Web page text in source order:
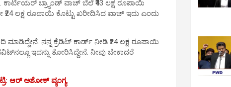
ಬ್ರ್ಯಾಂಡ್ ವಾಚ್ ಬೆಲೆ ₹43 ಲಕ್ಷ ರೂಪಾಯಿ
₹24 ಲಕ್ಷ ರೂಪಾಯಿ ಕೊಟ್ಟು ಖರೀದಿಸಿದ ವಾಚ್ ಇದು ಎಂದು
ಮಾಡಿದ್ದೇನೆ. ನನ್ನ ಕ್ರೆಡಿಟ್ ಕಾರ್ಡ್ ನೀಡಿ ₹24 ಲಕ್ಷ ರೂಪಾಯಿ
ಇದನ್ನು ತೋರಿಸಿದ್ದೇನೆ. ನೀವು ಬೇಕಾದರೆ
ಆರ್ ಅಶೋಕ್ ವ್ಯಂಗ್ಯ